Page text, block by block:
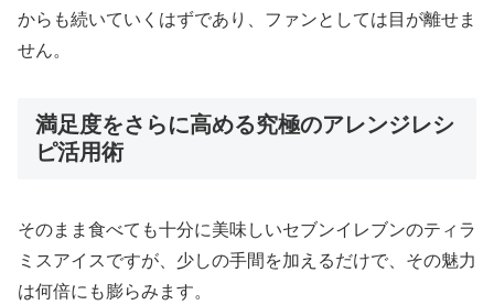
からも続いていくはずであり、ファンとしては目が離せま
せん。
満足度をさらに高める究極のアレンジレシ
ピ活用術
そのまま食べても十分に美味しいセブンイレブンのティラ
ミスアイスですが、少しの手間を加えるだけで、その魅力
は何倍にも膨らみます。